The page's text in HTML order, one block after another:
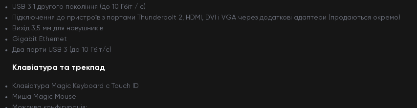
USB 3.1 другого покоління (до 10 Гбіт / с)
Підключення до пристроїв з портами Thunderbolt 2, HDMI, DVI і VGA через додаткові адаптери (продаються окремо)
Вихід 3,5 мм для навушників
Gigabit Ethernet
Два порти USB 3 (до 10 Гбіт/с)
Клавіатура та трекпад
Клавіатура Magic Keyboard с Touch ID
Миша Magic Mouse